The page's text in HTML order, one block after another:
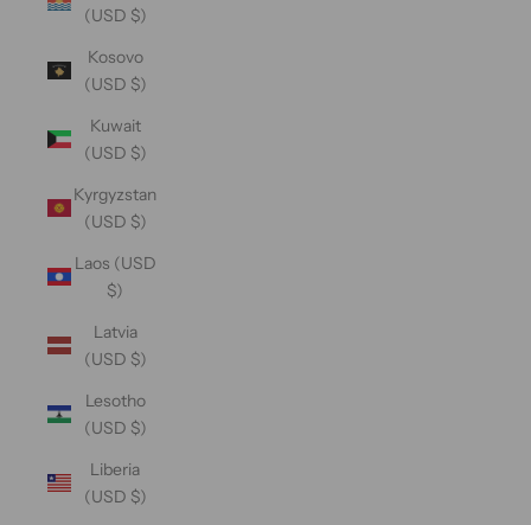
(USD $)
Kosovo
(USD $)
Kuwait
(USD $)
Kyrgyzstan
(USD $)
Laos (USD
$)
Latvia
(USD $)
Lesotho
(USD $)
Liberia
(USD $)